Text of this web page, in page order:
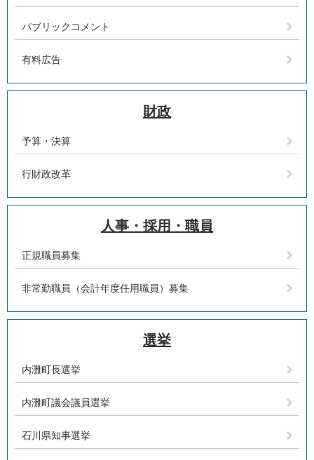
パブリックコメント
有料広告
財政
予算・決算
行財政改革
人事・採用・職員
正規職員募集
非常勤職員（会計年度任用職員）募集
選挙
内灘町長選挙
内灘町議会議員選挙
石川県知事選挙